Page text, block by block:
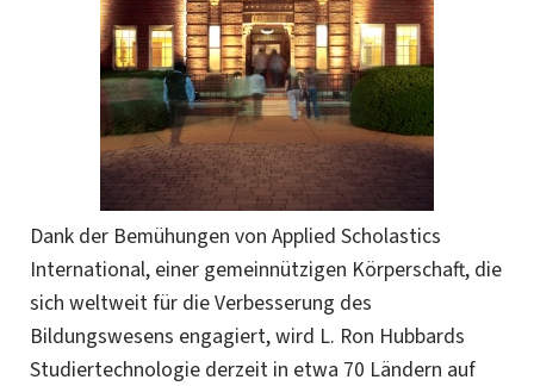
Dank der Bemühungen von Applied Scholastics
International, einer gemeinnützigen Körperschaft, die
sich weltweit für die Verbesserung des
Bildungswesens engagiert, wird L. Ron Hubbards
Studiertechnologie derzeit in etwa 70 Ländern auf